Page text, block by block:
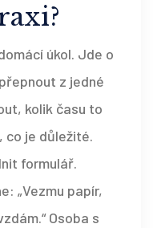
úkol. Jde o
z jedné
kolik času to
co je důležité.
formulář.
„Vezmu papír,
Osoba s